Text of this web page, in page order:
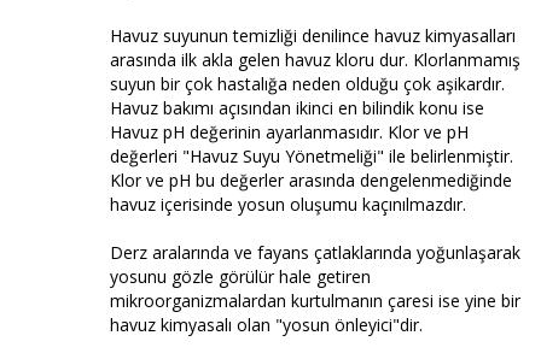
Havuz suyunun temizliği denilince havuz kimyasalları
arasında ilk akla gelen havuz kloru dur. Klorlanmamış
suyun bir çok hastalığa neden olduğu çok aşikardır.
Havuz bakımı açısından ikinci en bilindik konu ise
Havuz pH değerinin ayarlanmasıdır. Klor ve pH
değerleri "Havuz Suyu Yönetmeliği" ile belirlenmiştir.
Klor ve pH bu değerler arasında dengelenmediğinde
havuz içerisinde yosun oluşumu kaçınılmazdır.
Derz aralarında ve fayans çatlaklarında yoğunlaşarak
yosunu gözle görülür hale getiren
mikroorganizmalardan kurtulmanın çaresi ise yine bir
havuz kimyasalı olan "yosun önleyici"dir.